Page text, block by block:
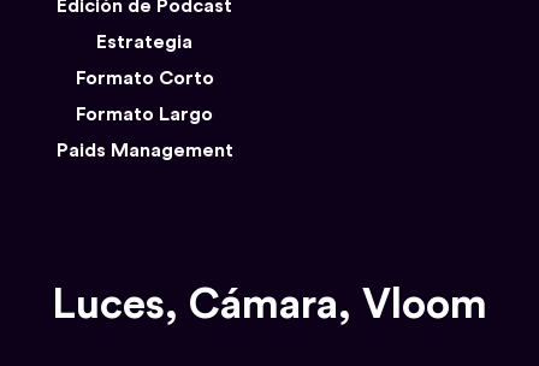
Edición de Podcast
Estrategia
Formato Corto
Formato Largo
Paids Management
Luces, Cámara, Vloom